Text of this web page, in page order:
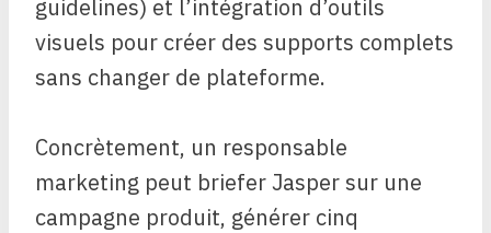
guidelines) et l’intégration d’outils
visuels pour créer des supports complets
sans changer de plateforme.
Concrètement, un responsable
marketing peut briefer Jasper sur une
campagne produit, générer cinq